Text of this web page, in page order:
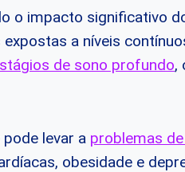
o impacto significativo
a níveis
de sono profundo,
levar a problemas
obesidade e